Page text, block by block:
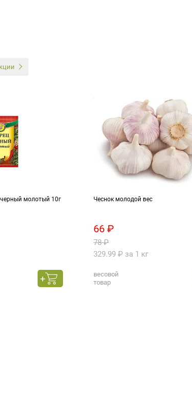
молотый 10г Чеснок молодой вес
66 ₽
78 ₽
329.99 ₽ за 1 кг
весовой
товар